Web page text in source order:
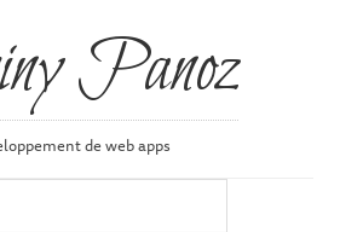
Panoz
de web apps